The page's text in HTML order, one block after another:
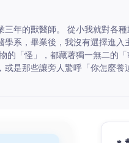
年的獸醫師。 從小我就對各
系，畢業後，我沒有選擇進
「怪」，都藏著獨一無二的
是那些讓旁人驚呼「你怎麼